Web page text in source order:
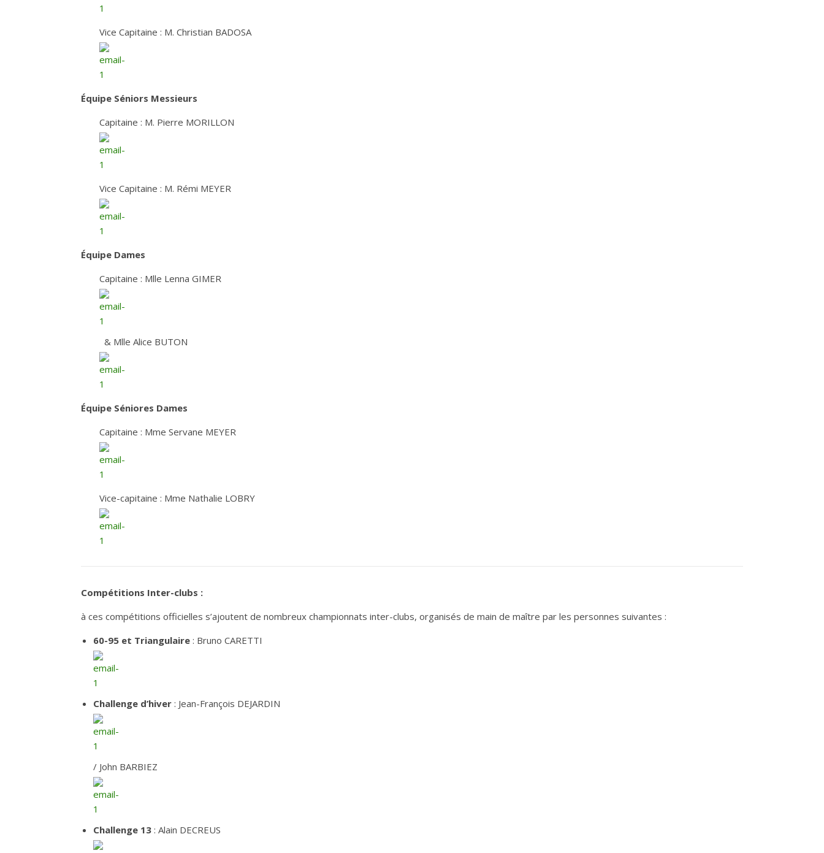
Vice Capitaine : M. Christian BADOSA
Équipe Séniors Messieurs
Capitaine : M. Pierre MORILLON
Vice Capitaine : M. Rémi MEYER
Équipe Dames
Capitaine : Mlle Lenna GIMER
& Mlle Alice BUTON
Équipe Séniores Dames
Capitaine : Mme Servane MEYER
Vice-capitaine : Mme Nathalie LOBRY
Compétitions Inter-clubs :
à ces compétitions officielles s’ajoutent de nombreux championnats inter-clubs, organisés de main de maître par les personnes suivantes :
60-95 et Triangulaire : Bruno CARETTI
Challenge d’hiver : Jean-François DEJARDIN
/ John BARBIEZ
Challenge 13 : Alain DECREUS